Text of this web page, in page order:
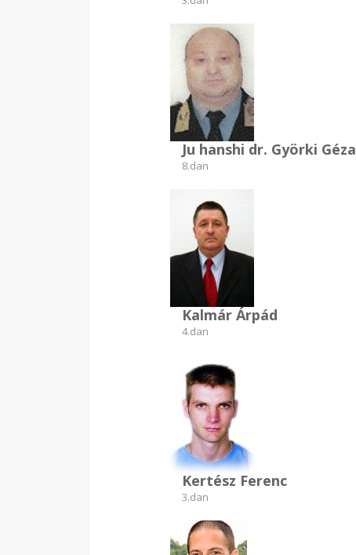
Ju hanshi dr. Györki Géza
8.dan
Kalmár Árpád
4.dan
Kertész Ferenc
3.dan